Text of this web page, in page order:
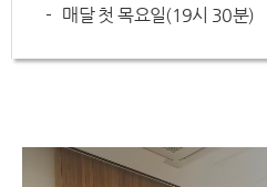
매달 첫 목요일(19시 30분)